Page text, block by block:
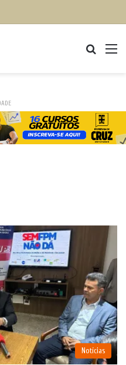
140 milhões de toneladas
Notícias